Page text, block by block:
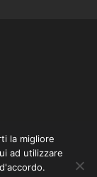
la migliore
ad utilizzare
English
German